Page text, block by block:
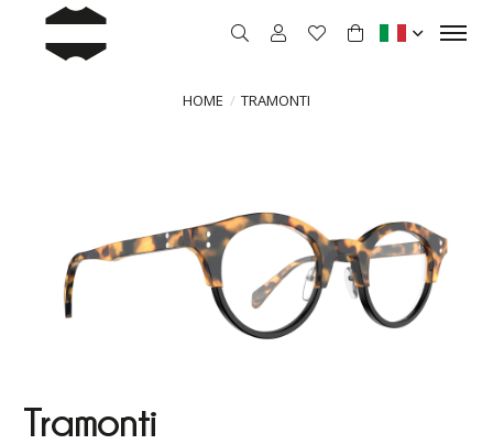
HOME TRAMONTI
Tramonti